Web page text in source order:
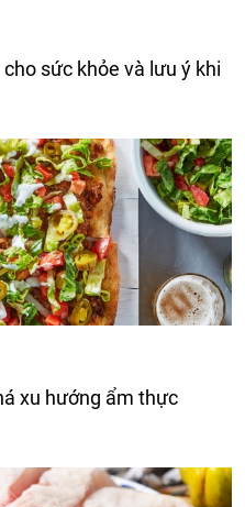
sức khỏe và lưu ý khi
xu hướng ẩm thực